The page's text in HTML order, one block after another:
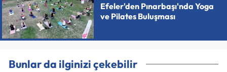
Efeler'den Pınarbaşı'nda Yoga
ve Pilates Buluşması
Bunlar da ilginizi çekebilir